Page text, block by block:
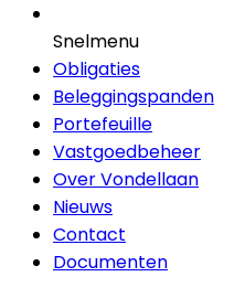
Snelmenu
Obligaties
Beleggingspanden
Portefeuille
Vastgoedbeheer
Over Vondellaan
Nieuws
Contact
Documenten